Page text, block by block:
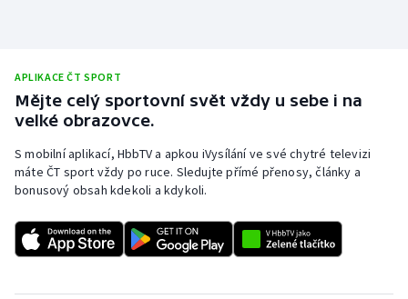
APLIKACE ČT SPORT
Mějte celý sportovní svět vždy u sebe i na
velké obrazovce.
S mobilní aplikací, HbbTV a apkou iVysílání ve své chytré televizi
máte ČT sport vždy po ruce. Sledujte přímé přenosy, články a
bonusový obsah kdekoli a kdykoli.